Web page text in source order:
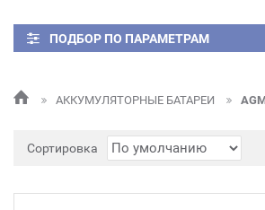
ПОДБОР ПО ПАРАМЕТРАМ
АККУМУЛЯТОРНЫЕ БАТАРЕИ
Сортировка